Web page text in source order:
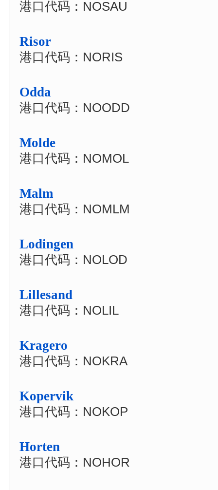
港口代码：NOSAU
Risor
港口代码：NORIS
Odda
港口代码：NOODD
Molde
港口代码：NOMOL
Malm
港口代码：NOMLM
Lodingen
港口代码：NOLOD
Lillesand
港口代码：NOLIL
Kragero
港口代码：NOKRA
Kopervik
港口代码：NOKOP
Horten
港口代码：NOHOR